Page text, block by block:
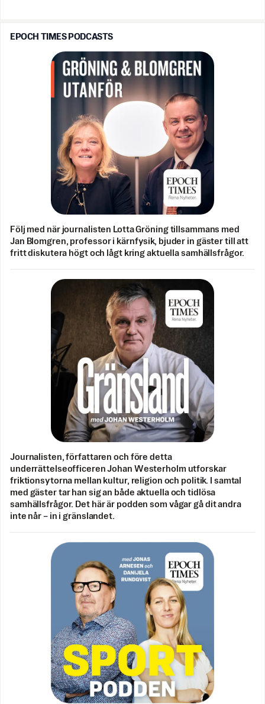
EPOCH TIMES PODCASTS
Följ med när journalisten Lotta Gröning tillsammans med
Jan Blomgren, professor i kärnfysik, bjuder in gäster till att
fritt diskutera högt och lågt kring aktuella samhällsfrågor.
Journalisten, författaren och före detta
underrättelseofficeren Johan Westerholm utforskar
friktionsytorna mellan kultur, religion och politik. I samtal
med gäster tar han sig an både aktuella och tidlösa
samhällsfrågor. Det här är podden som vågar gå dit andra
inte når – in i gränslandet.